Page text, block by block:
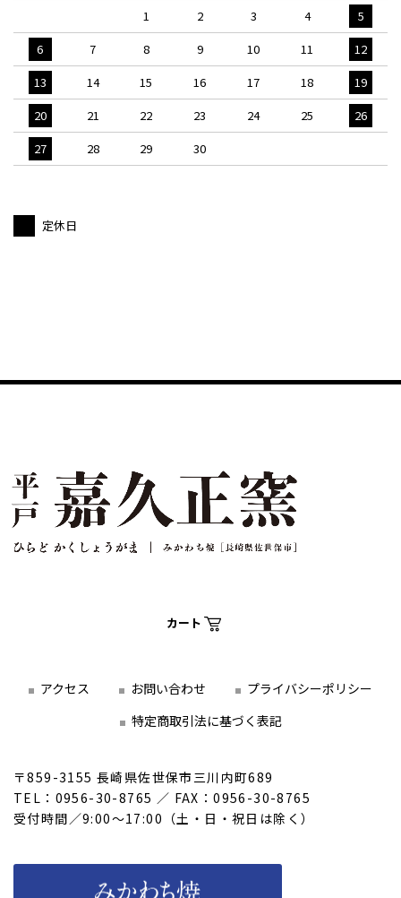
1
2 3 4
5
6
7 8 9 10 11
12
13
14 15 16 17 18
19
20
21 22 23 24 25
26
27
28 29 30
定休日
カート
アクセス お問い合わせ
プライバシーポリシー
特定商取引法に基づく表記
〒859-3155 長崎県佐世保市三川内町689
TEL：0956-30-8765 ／ FAX：0956-30-8765
受付時間／9:00～17:00（土・日・祝日は除く）